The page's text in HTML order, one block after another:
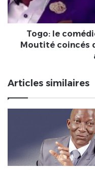
Moutité
coincés
brigade
anti-
Togo: le
Moutité coincés
Articles similaires